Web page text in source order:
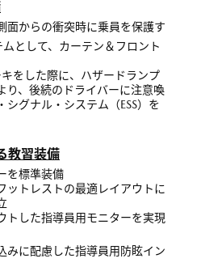
面からの衝突時に乗員を保護す
として、カーテン＆フロント
をした際に、ハザードランプ
り、後続のドライバーに注意喚
グナル・システム（ESS）を
教習装備
を標準装備
ットレストの最適レイアウトに
トした指導員用モニターを実現
みに配慮した指導員用防眩イン